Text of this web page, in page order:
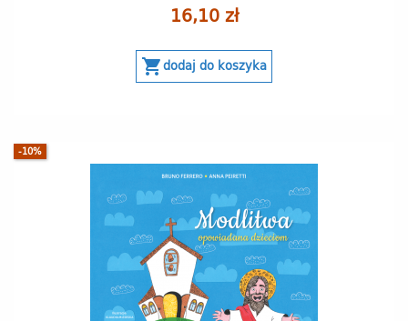
16,10 zł
shopping_cartdodaj do koszyka
-10%